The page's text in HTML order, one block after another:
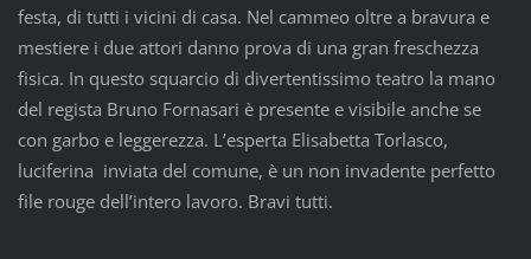
festa, di tutti i vicini di casa. Nel cammeo oltre a bravura e
mestiere i due attori danno prova di una gran freschezza
fisica. In questo squarcio di divertentissimo teatro la mano
del regista Bruno Fornasari è presente e visibile anche se
con garbo e leggerezza. L’esperta Elisabetta Torlasco,
luciferina inviata del comune, è un non invadente perfetto
file rouge dell’intero lavoro. Bravi tutti.